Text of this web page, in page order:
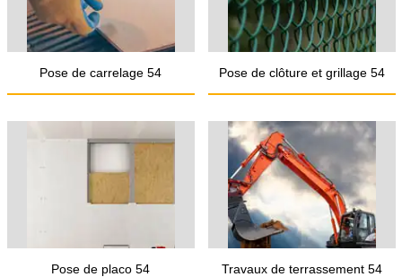
Pose de carrelage 54 Pose de clôture et grillage 54
Pose de placo 54 Travaux de terrassement 54